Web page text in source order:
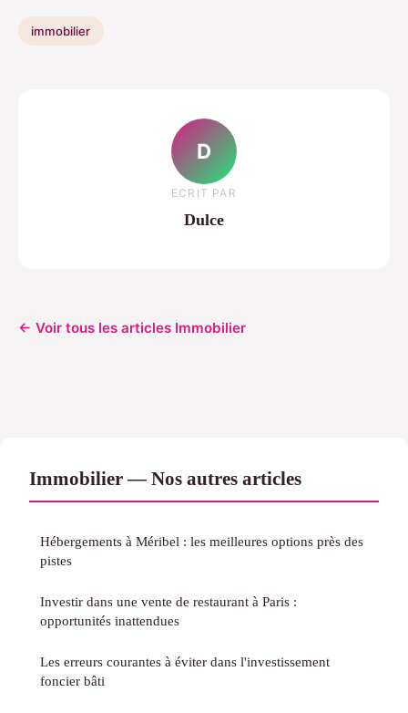
immobilier
D
ECRIT PAR
Dulce
← Voir tous les articles Immobilier
Immobilier — Nos autres articles
Hébergements à Méribel : les meilleures options près des
pistes
Investir dans une vente de restaurant à Paris :
opportunités inattendues
Les erreurs courantes à éviter dans l'investissement
foncier bâti